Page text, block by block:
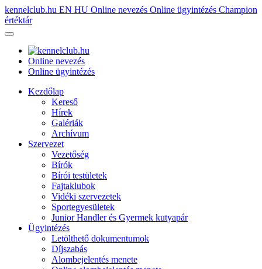
kennelclub.hu EN HU Online nevezés Online ügyintézés Champion
értéktár
Online nevezés
Online ügyintézés
Kezdőlap
Kereső
Hírek
Galériák
Archívum
Szervezet
Vezetőség
Bírók
Bírói testületek
Fajtaklubok
Vidéki szervezetek
Sportegyesületek
Junior Handler és Gyermek kutyapár
Ügyintézés
Letölthető dokumentumok
Díjszabás
Alombejelentés menete